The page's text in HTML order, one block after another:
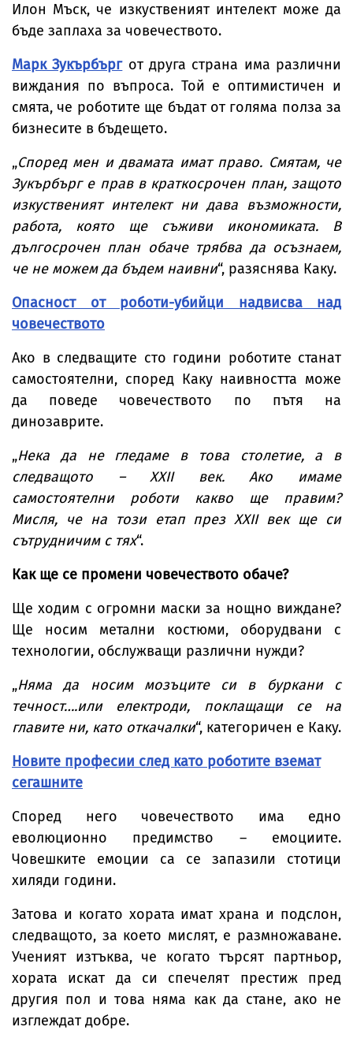
Илон Мъск, че изкуственият интелект може да
бъде заплаха за човечеството.
Марк Зукърбъргот друга страна има различни
виждания по въпроса. Той е оптимистичен и
смята, че роботите ще бъдат от голяма полза за
бизнесите в бъдещето.
„Според мен и двамата имат право. Смятам, че
Зукърбърг е прав в краткосрочен план, защото
изкуственият интелект ни дава възможности,
работа, която ще съживи икономиката. В
дългосрочен план обаче трябва да осъзнаем,
че не можем да бъдем наивни“, разяснява Каку.
Опасност от роботи-убийци надвисва над
човечеството
Ако в следващите сто години роботите станат
самостоятелни, според Каку наивността може
да поведе човечеството по пътя на
динозаврите.
„Нека да не гледаме в това столетие, а в
следващото – XXII век. Ако имаме
самостоятелни роботи какво ще правим?
Мисля, че на този етап през XXII век ще си
сътрудничим с тях“.
Как ще се промени човечеството обаче?
Ще ходим с огромни маски за нощно виждане?
Ще носим метални костюми, оборудвани с
технологии, обслужващи различни нужди?
„Няма да носим мозъците си в буркани с
течност….или електроди, поклащащи се на
главите ни, като откачалки“, категоричен е Каку.
Новите професии след като роботите вземат
сегашните
Според него човечеството има едно
еволюционно предимство – емоциите.
Човешките емоции са се запазили стотици
хиляди години.
Затова и когато хората имат храна и подслон,
следващото, за което мислят, е размножаване.
Ученият изтъква, че когато търсят партньор,
хората искат да си спечелят престиж пред
другия пол и това няма как да стане, ако не
изглеждат добре.